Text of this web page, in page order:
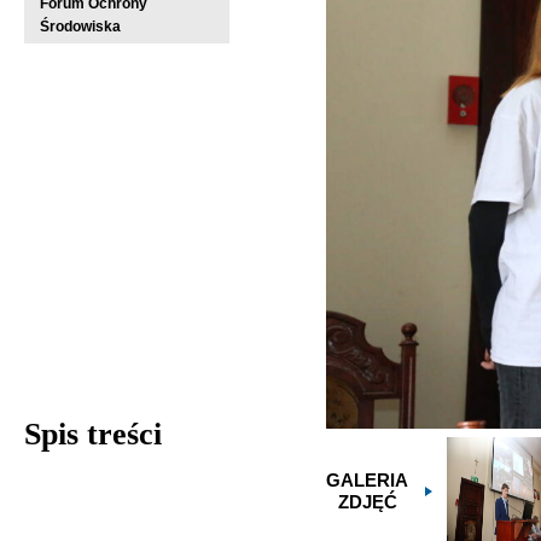
Forum Ochrony
Środowiska
Spis treści
GALERIA
ZDJĘĆ